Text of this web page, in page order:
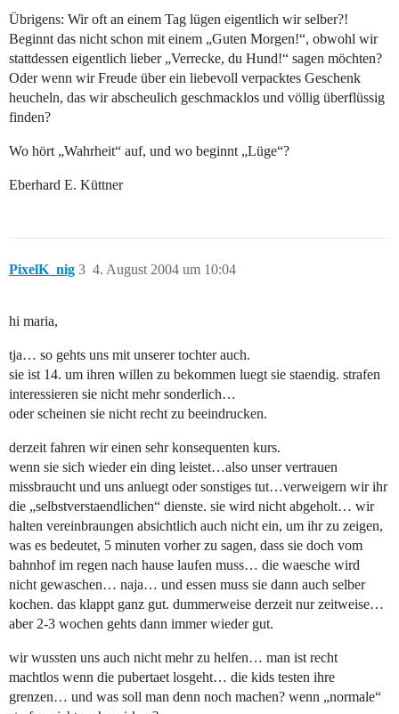
Übrigens: Wir oft an einem Tag lügen eigentlich wir selber?!
Beginnt das nicht schon mit einem „Guten Morgen!“, obwohl wir
stattdessen eigentlich lieber „Verrecke, du Hund!“ sagen möchten?
Oder wenn wir Freude über ein liebevoll verpacktes Geschenk
heucheln, das wir abscheulich geschmacklos und völlig überflüssig
finden?
Wo hört „Wahrheit“ auf, und wo beginnt „Lüge“?
Eberhard E. Küttner
PixelK_nig 4. August 2004 um 10:04
3
hi maria,
tja… so gehts uns mit unserer tochter auch.
sie ist 14. um ihren willen zu bekommen luegt sie staendig. strafen
interessieren sie nicht mehr sonderlich…
oder scheinen sie nicht recht zu beeindrucken.
derzeit fahren wir einen sehr konsequenten kurs.
wenn sie sich wieder ein ding leistet…also unser vertrauen
missbraucht und uns anluegt oder sonstiges tut…verweigern wir ihr
die „selbstverstaendlichen“ dienste. sie wird nicht abgeholt… wir
halten vereinbraungen absichtlich auch nicht ein, um ihr zu zeigen,
was es bedeutet, 5 minuten vorher zu sagen, dass sie doch vom
bahnhof im regen nach hause laufen muss… die waesche wird
nicht gewaschen… naja… und essen muss sie dann auch selber
kochen. das klappt ganz gut. dummerweise derzeit nur zeitweise…
aber 2-3 wochen gehts dann immer wieder gut.
wir wussten uns auch nicht mehr zu helfen… man ist recht
machtlos wenn die pubertaet losgeht… die kids testen ihre
grenzen… und was soll man denn noch machen? wenn „normale“